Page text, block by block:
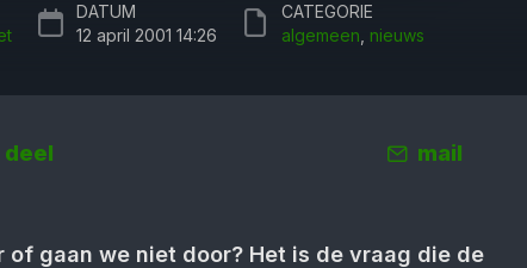
DATUM
12 april 2001 14:26
CATEGORIE
algemeen nieuws
deel mail
of gaan we niet door? Het is de vraag die de